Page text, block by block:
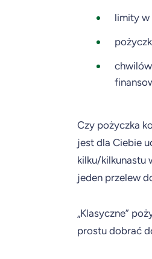
limity w
Czy pożyczka
jest dla Ciebie
kilku/kilkunastu
jeden przelew
„Klasyczne”
prostu dobrać